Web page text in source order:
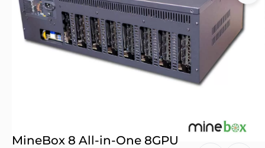
MineBox 8 All-in-One 8GPU